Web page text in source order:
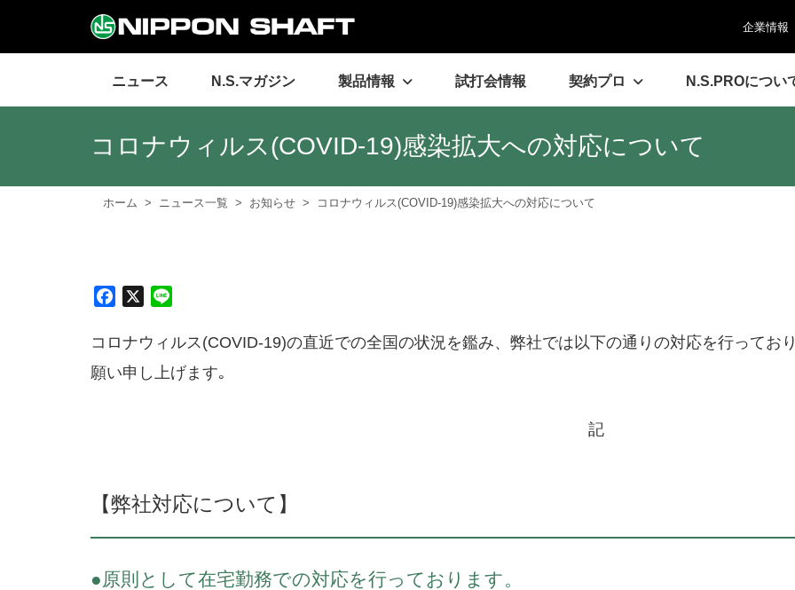
企業情報
ニュース N.S.マガジン 製品情報 試打会情報 契約プロ N.S.PROについ
コロナウィルス(COVID-19)感染拡大への対応について
ホーム ニュース一覧 お知らせ コロナウィルス(COVID-19)感染拡大への対応について
c
b
n
コロナウィルス(COVID-19)の直近での全国の状況を鑑み、弊社では以下の通りの対応を行ってお
願い申し上げます｡
記
【弊社対応について】
●原則として在宅勤務での対応を行っております。